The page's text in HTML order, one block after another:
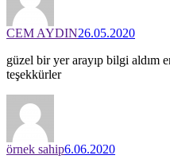
CEM AYDIN26.05.2020
güzel bir yer arayıp bilgi aldım
teşekkürler
örnek sahip6.06.2020